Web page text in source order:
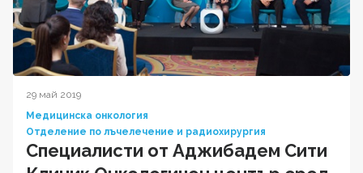
29 май 2019
Медицинска онкология
Отделение по лъчелечение и радиохирургия
Специалисти от Аджибадем Сити